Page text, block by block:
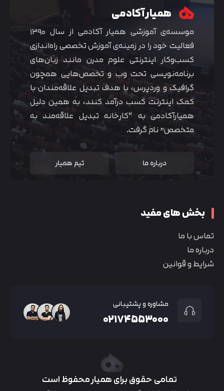
همیار آکادمی
موسسه‌ی آموزشی همیار آکادمی از سال ۱۳۹۰
فعالیت خود را در زمینه‌ی آموزش تخصصی راه‌اندازی
کسب‌و‌کار اینترنتی علوم مدرن مانند زبان‌های
برنامه‌نویسی تحت وب و تخصص‌هایی همچون
گرافیک و وردپرس، با هدف تبدیل علاقه‌مندان با
کمک اینترنت کسب درآمد کنند، به همین دلیل
همیارآکادمی به “کارخانه تبدیل علاقه‌مند به
متخصص” نام گرفت.
درباره ما تیم همیار
بخش های مفید
تماس با ما
درباره ما
شرایط و قوانین
مشاوره و پشتیبانی
۰۲۱۷۴۵۵۳۰۰۰
تمامی حقوق برای همیار محفوظ است
متوجه شدم